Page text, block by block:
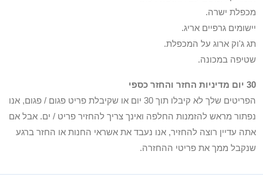
מכפלת ישרה.
יישומים גרפיים אריג.
תג ג'וק ארוג על המכפלת.
שטיפה במכונה.
30 יום מדיניות החזר והחזר כספי
הפריטים שלך לא קיבלו תוך 30 יום או שקיבלת פריט פגום / פגום, אנו
נפתור מראש להזמנות החלפה ואינך צריך להחזיר פריט / ים. אבל אם
אתה עדיין רוצה להחזיר, אנו נעבד את אשראי החנות או החזר ברגע
שנקבל ממך את פריטי ההחזרה.